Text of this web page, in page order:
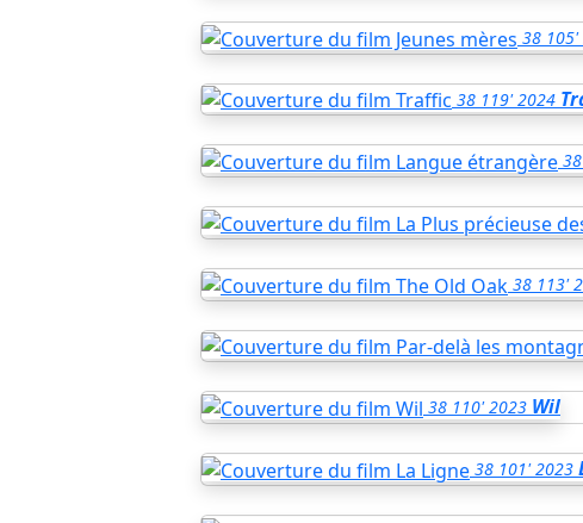
38 105'
38 119' 2024
38
38 113'
38 110' 2023 Wil
38 101' 2023